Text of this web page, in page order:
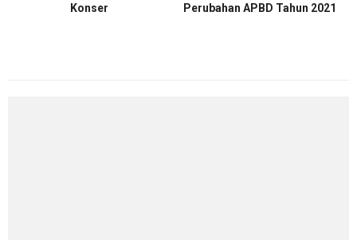
Konser
Perubahan APBD Tahun 2021